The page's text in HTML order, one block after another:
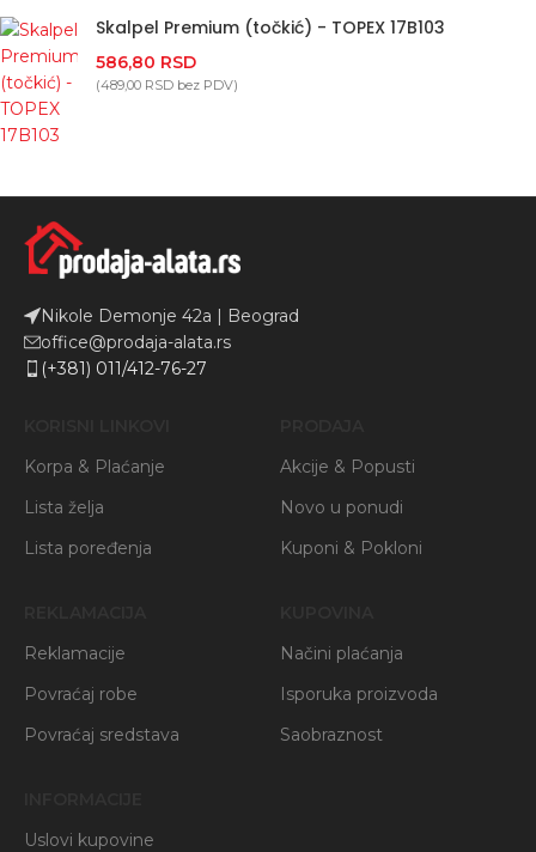
Skalpel Premium (točkić) - TOPEX 17B103
586,80 RSD
(489,00 RSD bez PDV)
Nikole Demonje 42a | Beograd
office@prodaja-alata.rs
(+381) 011/412-76-27
Korpa & Plaćanje
Lista želja
Lista poređenja
Akcije & Popusti
Novo u ponudi
Kuponi & Pokloni
Reklamacije
Povraćaj robe
Povraćaj sredstava
Načini plaćanja
Isporuka proizvoda
Saobraznost
Uslovi kupovine